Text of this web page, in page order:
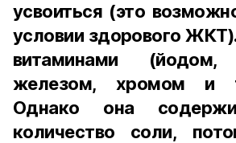
усвоиться (это
условии здорового
витаминами
железом, хромом и
Однако она
количество соли,